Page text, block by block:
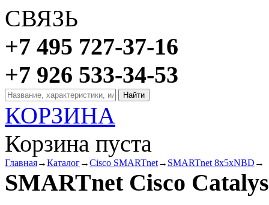
+7 495 727-37-16
+7 926 533-34-53
КОРЗИНА
Корзина пуста
Главная→Каталог→Cisco SMARTnet→ SMARTnet 8x5xNBD →
SMARTnet Cisco